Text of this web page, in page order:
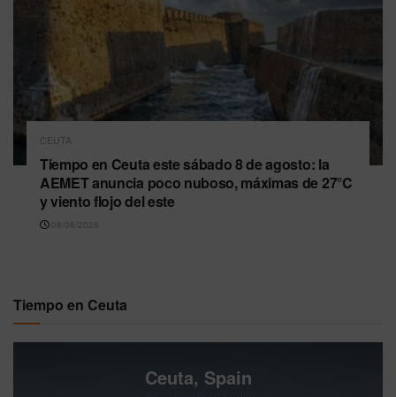
CEUTA
Tiempo en Ceuta este sábado 8 de agosto: la
AEMET anuncia poco nuboso, máximas de 27°C
y viento flojo del este
08/08/2026
Tiempo en Ceuta
Ceuta, Spain